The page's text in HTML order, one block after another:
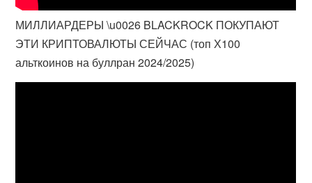
МИЛЛИАРДЕРЫ \u0026 BLACKROCK ПОКУПАЮТ
ЭТИ КРИПТОВАЛЮТЫ СЕЙЧАС (топ Х100
альткоинов на буллран 2024/2025)